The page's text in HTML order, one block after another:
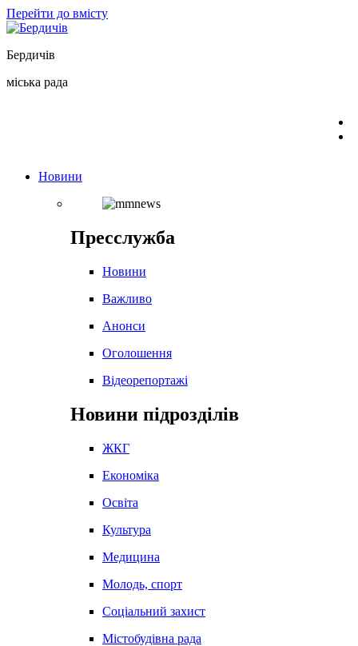
Перейти до вмісту
Бердичів
міська рада
Новини
Пресслужба
Новини
Важливо
Анонси
Оголошення
Відеорепортажі
Новини підрозділів
ЖКГ
Економіка
Освіта
Культура
Медицина
Молодь, спорт
Соціальний захист
Містобудівна рада